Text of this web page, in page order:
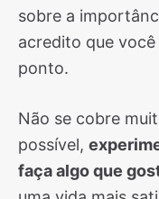
sobre a
acredito que
ponto.
Não se cobre
possível,
faça algo que